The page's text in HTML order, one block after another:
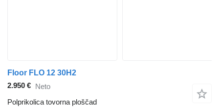
Floor FLO 12 30H2
2.950 € Neto
Polprikolica tovorna ploščad